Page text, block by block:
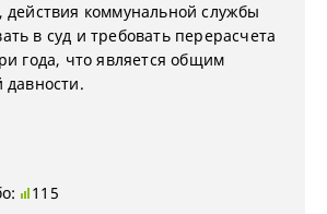
действия коммунальной службы
в суд и требовать перерасчета
года, что является общим
давности.
115